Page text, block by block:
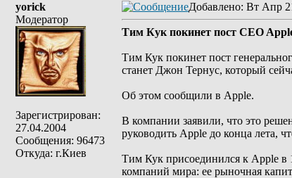
yorick
Модератор
Зарегистрирован:
27.04.2004
Сообщения: 96473
Откуда: г.Киев
Добавлено: Вт Апр
Тим Кук покинет пост CEO
Тим Кук покинет пост
станет Джон Тернус, который
Об этом сообщили в Apple.
В компании заявили, что это
руководить Apple до конца лета,
Тим Кук присоединился к Apple в
компаний мира: ее рыночная